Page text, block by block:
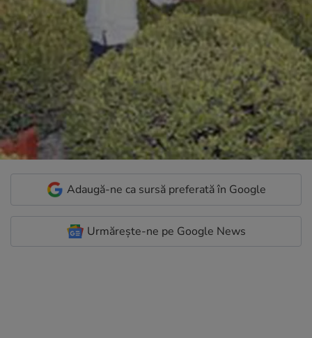
Adaugă-ne ca sursă preferată în Google
Urmărește-ne pe Google News